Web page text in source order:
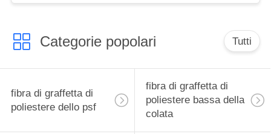
Categorie popolari Tutti
fibra di graffetta di
poliestere dello psf
fibra di graffetta di
poliestere bassa della
colata